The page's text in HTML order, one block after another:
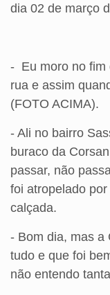
dia 02 de março
- Eu moro no
rua e assim
(FOTO ACIMA).
- Ali no bairro
buraco da
passar, não
foi atropelado
calçada.
- Bom dia, mas a
tudo e que foi
não entendo